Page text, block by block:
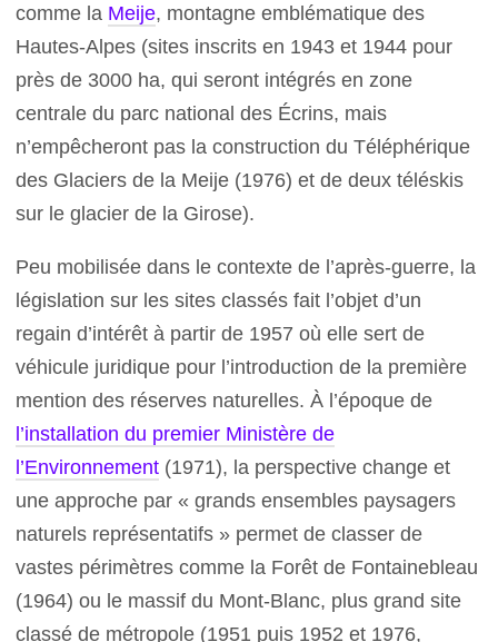
comme la Meije, montagne emblématique des
Hautes-Alpes (sites inscrits en 1943 et 1944 pour
près de 3000 ha, qui seront intégrés en zone
centrale du parc national des Écrins, mais
n’empêcheront pas la construction du Téléphérique
des Glaciers de la Meije (1976) et de deux téléskis
sur le glacier de la Girose).
Peu mobilisée dans le contexte de l’après-guerre, la
législation sur les sites classés fait l’objet d’un
regain d’intérêt à partir de 1957 où elle sert de
véhicule juridique pour l’introduction de la première
mention des réserves naturelles. À l’époque de
l’installation du premier Ministère de
l’Environnement (1971), la perspective change et
une approche par « grands ensembles paysagers
naturels représentatifs » permet de classer de
vastes périmètres comme la Forêt de Fontainebleau
(1964) ou le massif du Mont-Blanc, plus grand site
classé de métropole (1951 puis 1952 et 1976,